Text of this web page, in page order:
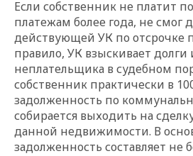
Если собственник не платит
платежам более года, не смог
действующей УК по отсрочке
правило, УК взыскивает долги
неплательщика в судебном
собственник практически в
задолженность по
собирается выходить на
данной недвижимости. В
задолженность составляет не